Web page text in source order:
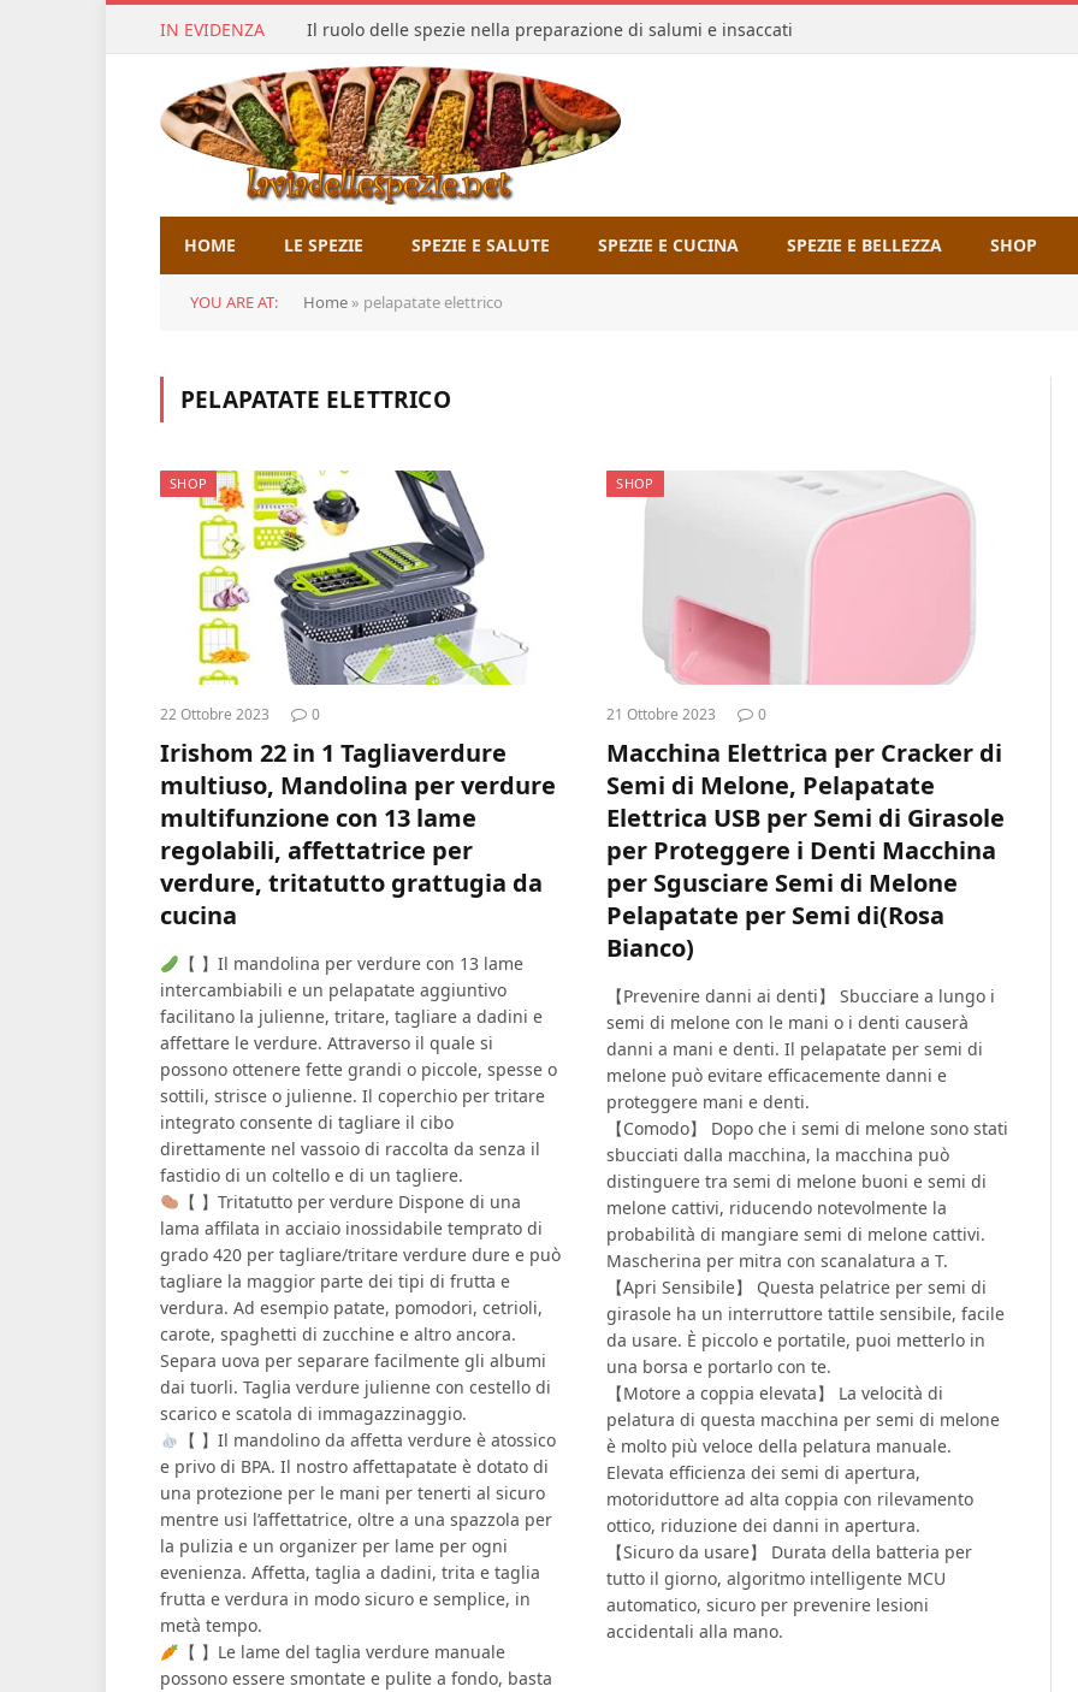
IN EVIDENZA Il ruolo delle spezie nella preparazione di salumi e insaccati
HOME LE SPEZIE SPEZIE E SALUTE SPEZIE E CUCINA SPEZIE E BELLEZZA SHOP
YOU ARE AT: Home » pelapatate elettrico
PELAPATATE ELETTRICO
SHOP
22 Ottobre 2023 0
Irishom 22 in 1 Tagliaverdure
multiuso, Mandolina per verdure
multifunzione con 13 lame
regolabili, affettatrice per
verdure, tritatutto grattugia da
cucina
【 】Il mandolina per verdure con 13 lame
intercambiabili e un pelapatate aggiuntivo
facilitano la julienne, tritare, tagliare a dadini e
affettare le verdure. Attraverso il quale si
possono ottenere fette grandi o piccole, spesse o
sottili, strisce o julienne. Il coperchio per tritare
integrato consente di tagliare il cibo
direttamente nel vassoio di raccolta da senza il
fastidio di un coltello e di un tagliere.
【 】Tritatutto per verdure Dispone di una
lama affilata in acciaio inossidabile temprato di
grado 420 per tagliare/tritare verdure dure e può
tagliare la maggior parte dei tipi di frutta e
verdura. Ad esempio patate, pomodori, cetrioli,
carote, spaghetti di zucchine e altro ancora.
Separa uova per separare facilmente gli albumi
dai tuorli. Taglia verdure julienne con cestello di
scarico e scatola di immagazzinaggio.
【 】Il mandolino da affetta verdure è atossico
e privo di BPA. Il nostro affettapatate è dotato di
una protezione per le mani per tenerti al sicuro
mentre usi l’affettatrice, oltre a una spazzola per
la pulizia e un organizer per lame per ogni
evenienza. Affetta, taglia a dadini, trita e taglia
frutta e verdura in modo sicuro e semplice, in
metà tempo.
【 】Le lame del taglia verdure manuale
possono essere smontate e pulite a fondo, basta
SHOP
21 Ottobre 2023 0
Macchina Elettrica per Cracker di
Semi di Melone, Pelapatate
Elettrica USB per Semi di Girasole
per Proteggere i Denti Macchina
per Sgusciare Semi di Melone
Pelapatate per Semi di(Rosa
Bianco)
【Prevenire danni ai denti】 Sbucciare a lungo i
semi di melone con le mani o i denti causerà
danni a mani e denti. Il pelapatate per semi di
melone può evitare efficacemente danni e
proteggere mani e denti.
【Comodo】 Dopo che i semi di melone sono stati
sbucciati dalla macchina, la macchina può
distinguere tra semi di melone buoni e semi di
melone cattivi, riducendo notevolmente la
probabilità di mangiare semi di melone cattivi.
Mascherina per mitra con scanalatura a T.
【Apri Sensibile】 Questa pelatrice per semi di
girasole ha un interruttore tattile sensibile, facile
da usare. È piccolo e portatile, puoi metterlo in
una borsa e portarlo con te.
【Motore a coppia elevata】 La velocità di
pelatura di questa macchina per semi di melone
è molto più veloce della pelatura manuale.
Elevata efficienza dei semi di apertura,
motoriduttore ad alta coppia con rilevamento
ottico, riduzione dei danni in apertura.
【Sicuro da usare】 Durata della batteria per
tutto il giorno, algoritmo intelligente MCU
automatico, sicuro per prevenire lesioni
accidentali alla mano.